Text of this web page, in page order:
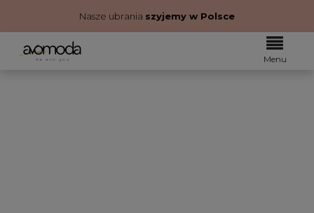
Nasze ubrania szyjemy w Polsce